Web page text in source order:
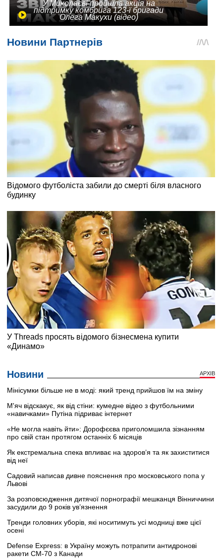
У Миколаєві пройшла акція на
підтримку комбрига 123-ї бригади
Олега Макухи (відео)
Новини АРХІВ
Мінісумки більше не в моді: який тренд прийшов їм на зміну
М'яч відскакує, як від стіни: кумедне відео з футбольними
«навичками» Путіна підриває інтернет
«Не могла навіть йти»: Дорофєєва приголомшила зізнанням
про свій стан протягом останніх 6 місяців
Як екстремальна спека впливає на здоров’я та як захиститися
від неї
Садовий написав дивне пояснення про московського попа у
Львові
За розповсюдження дитячої порнографії мешканця Вінниччини
засудили до 9 років ув’язнення
Тренди головних уборів, які носитимуть усі модниці вже цієї
осені
Defense Express: в Україну можуть потрапити антидронові
ракети CM-70 з Канади